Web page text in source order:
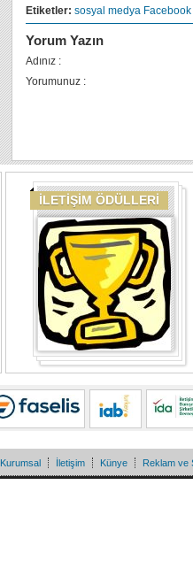
Etiketler: sosyal medya Facebook
Yorum Yazın
Adınız :
Yorumunuz :
İLETİŞİM ÖDÜLLERİ
Kurumsal İletişim Künye Reklam ve